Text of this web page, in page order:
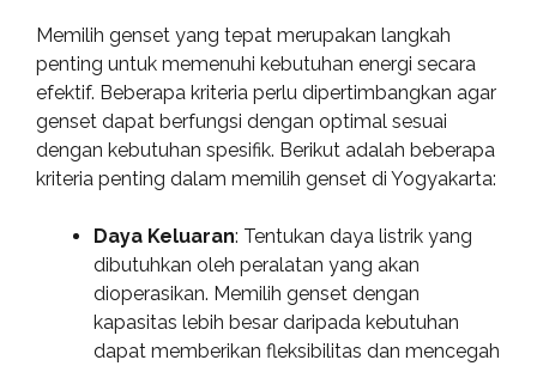
Memilih genset yang tepat merupakan langkah
penting untuk memenuhi kebutuhan energi secara
efektif. Beberapa kriteria perlu dipertimbangkan agar
genset dapat berfungsi dengan optimal sesuai
dengan kebutuhan spesifik. Berikut adalah beberapa
kriteria penting dalam memilih genset di Yogyakarta:
Daya Keluaran: Tentukan daya listrik yang
dibutuhkan oleh peralatan yang akan
dioperasikan. Memilih genset dengan
kapasitas lebih besar daripada kebutuhan
dapat memberikan fleksibilitas dan mencegah